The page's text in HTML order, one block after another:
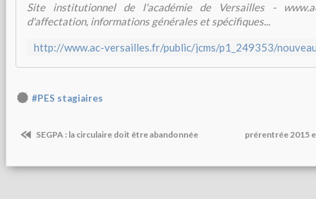
Site institutionnel de l'académie de Versailles -
d'affectation, informations générales et spécifiques...
#PES stagiaires
SEGPA : la circulaire doit être abandonnée prérentrée 2015